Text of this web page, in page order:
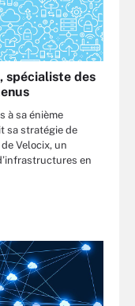
spécialiste des
à sa énième
sa stratégie de
Velocix, un
en